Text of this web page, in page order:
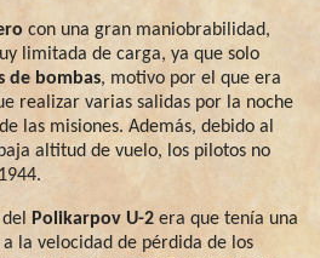
con una gran maniobrabilidad,
limitada de carga, ya que solo
de bombas, motivo por el que era
realizar varias salidas por la noche
las misiones. Además, debido al
altitud de vuelo, los pilotos no
Polikarpov U-2 era que tenía una
la velocidad de pérdida de los